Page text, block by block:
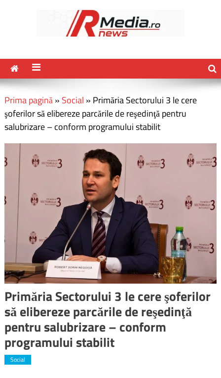
Prima pagină» Social » Primăria Sectorului 3 le cere
şoferilor să elibereze parcările de reşedinţă pentru
salubrizare – conform programului stabilit
Primăria Sectorului 3 le cere şoferilor
să elibereze parcările de reşedinţă
pentru salubrizare – conform
programului stabilit
Social